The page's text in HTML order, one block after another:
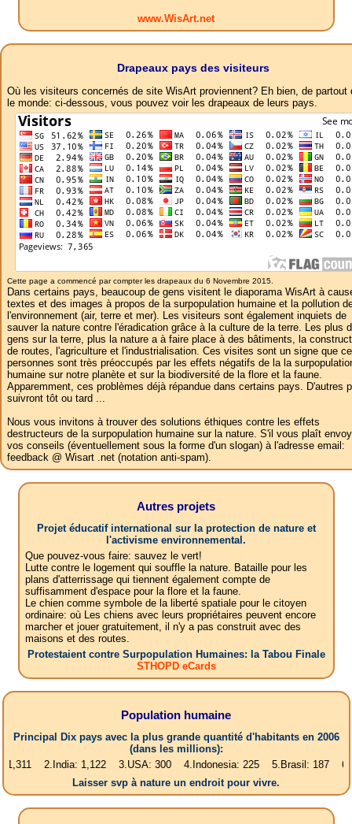
www.WisArt.net
Drapeaux pays des visiteurs
Où les visiteurs concernés de site WisArt proviennent? Eh bien, de partout
le monde: ci-dessous, vous pouvez voir les drapeaux de leurs pays.
Cette page a commencé par compter les drapeaux du 6 Novembre 2015.
Dans certains pays, beaucoup de gens visitent le diaporama WisArt à
textes et des images à propos de la surpopulation humaine et la pollution
l'environnement (air, terre et mer). Les visiteurs sont également inquiets de
sauver la nature contre l'éradication grâce à la culture de la terre. Les plus
gens sur la terre, plus la nature a à faire place à des bâtiments, la
de routes, l'agriculture et l'industrialisation. Ces visites sont un signe que
personnes sont très préoccupés par les effets négatifs de la la
humaine sur notre planète et sur la biodiversité de la flore et la faune.
Apparemment, ces problèmes déjà répandue dans certains pays. D'autres
suivront tôt ou tard ...
Nous vous invitons à trouver des solutions éthiques contre les effets
destructeurs de la surpopulation humaine sur la nature. S'il vous plaît
vos conseils (éventuellement sous la forme d'un slogan) à l'adresse email:
feedback @ Wisart .net (notation anti-spam).
Autres projets
Projet éducatif international sur la protection de nature et
l'activisme environnemental.
Que pouvez-vous faire: sauvez le vert!
Lutte contre le logement qui souffle la nature. Bataille pour les
plans d'atterrissage qui tiennent également compte de
suffisamment d'espace pour la flore et la faune.
Le chien comme symbole de la liberté spatiale pour le citoyen
ordinaire: où Les chiens avec leurs propriétaires peuvent encore
marcher et jouer gratuitement, il n'y a pas construit avec des
maisons et des routes.
Protestaient contre Surpopulation Humaines: la Tabou Finale
STHOPD eCards
Population humaine
Principal Dix pays avec la plus grande quantité d'habitants en 2006
(dans les millions):
1,122 3.USA: 300 4.Indonesia: 225 5.Brasil: 187 6.Pakistan:
Laisser svp à nature un endroit pour vivre.